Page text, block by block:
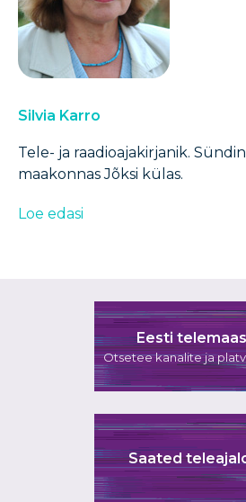
Silvia Karro
Tele- ja raadioajakirjanik.
maakonnas Jõksi külas.
Loe edasi
Eesti
Otsetee kanalite ja
Saated